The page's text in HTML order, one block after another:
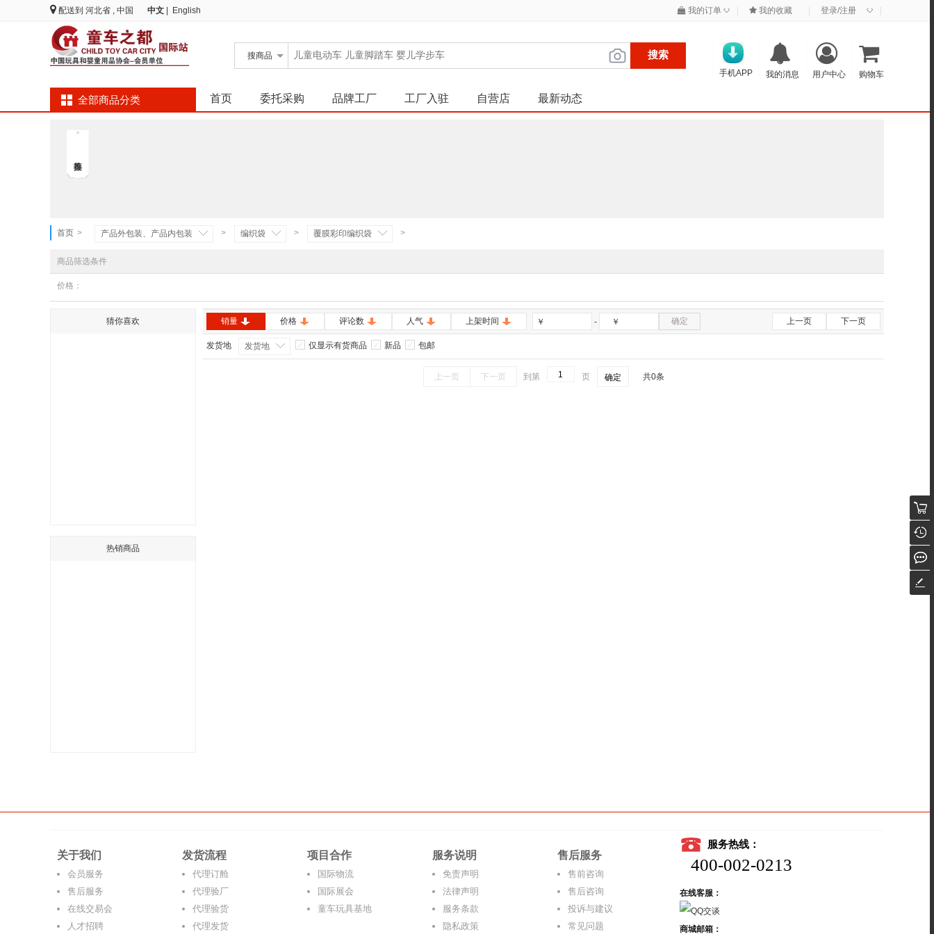
配送到 河北省 , 中国 中文 English 我的订单 ◇ 我的收藏 登录/注册 ◇
搜商品 搜索
购物车
用户中心
我的消息
手机APP
全部商品分类 首页 委托采购 品牌工厂 工厂入驻 自营店 最新动态
首页 > 产品外包装、产品内包装 > 编织袋 > 覆膜彩印编织袋 >
商品筛选条件
价格：
猜你喜欢
热销商品
销量 价格 评论数 人气 上架时间 ￥ ￥
- 确定 上一页 下一页
发货地 发货地 仅显示有货商品 新品 包邮
上一页 下一页 到第 页 确定 共0条
关于我们
会员服务
售后服务
在线交易会
人才招聘
发货流程
代理订舱
代理验厂
代理验货
代理发货
项目合作
国际物流
国际展会
童车玩具基地
服务说明
免责声明
法律声明
服务条款
隐私政策
售后服务
售前咨询
售后咨询
投诉与建议
常见问题
服务热线：
400-002-0213
在线客服：
商城邮箱：